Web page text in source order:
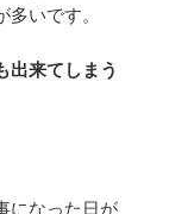
多いです。
出来てしまう
になった日が